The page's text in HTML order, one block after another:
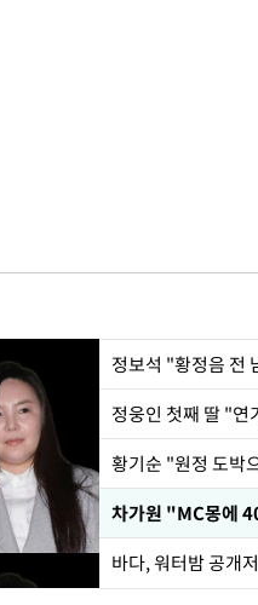
정웅인 첫째 딸 "연
황기순 "원정 도박
바다, 워터밤 공개